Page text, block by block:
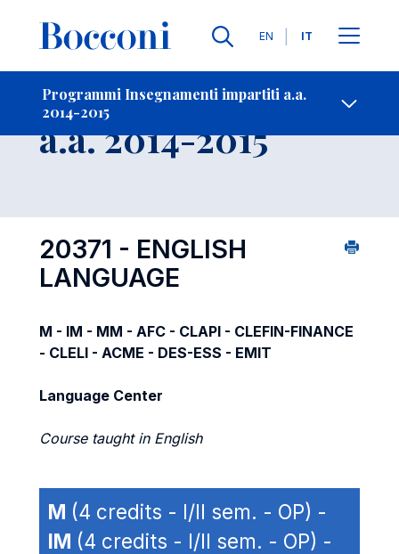
Lingue
EN IT
Programmi Insegnamenti impartiti a.a.
2014-2015
-
Insegnamento
a.a. 2014-2015
20371 - ENGLISH
LANGUAGE
M - IM - MM - AFC - CLAPI - CLEFIN-FINANCE
- CLELI - ACME - DES-ESS - EMIT
Language Center
Course taught in English
M (4 credits - I/II sem. - OP) -
IM (4 credits - I/II sem. - OP) -